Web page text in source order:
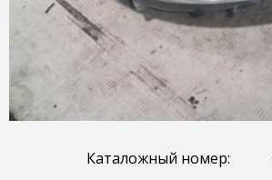
Каталожный номер: